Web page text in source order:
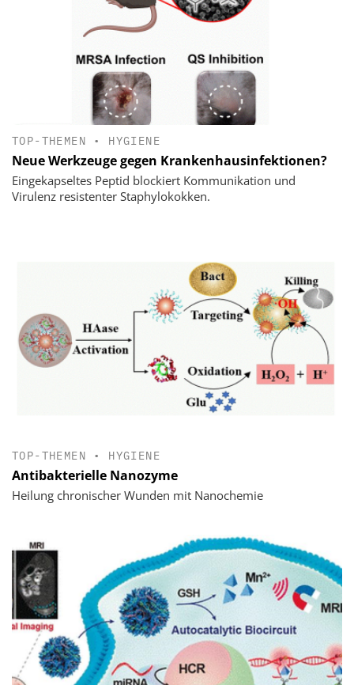
TOP-THEMEN • HYGIENE
Neue Werkzeuge gegen Krankenhausinfektionen?
Eingekapseltes Peptid blockiert Kommunikation und
Virulenz resistenter Staphylokokken.
TOP-THEMEN • HYGIENE
Antibakterielle Nanozyme
Heilung chronischer Wunden mit Nanochemie